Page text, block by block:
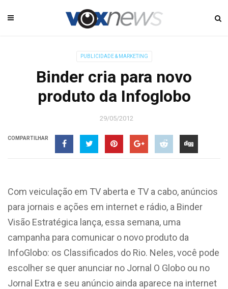
PUBLICIDADE & MARKETING
Binder cria para novo
produto da Infoglobo
29/05/2012
COMPARTILHAR
Com veiculação em TV aberta e TV a cabo, anúncios
para jornais e ações em internet e rádio, a Binder
Visão Estratégica lança, essa semana, uma
campanha para comunicar o novo produto da
InfoGlobo: os Classificados do Rio. Neles, você pode
escolher se quer anunciar no Jornal O Globo ou no
Jornal Extra e seu anúncio ainda aparece na internet